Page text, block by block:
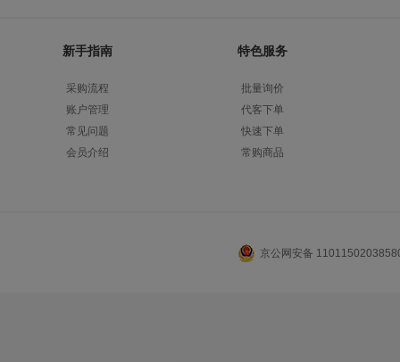
新手指南
采购流程
账户管理
常见问题
会员介绍
特色服务
批量询价
代客下单
快速下单
常购商品
京公网安备